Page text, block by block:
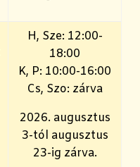
H, Sze: 12:00-
18:00
K, P: 10:00-16:00
Cs, Szo: zárva
2026. augusztus
3-tól augusztus
23-ig zárva.